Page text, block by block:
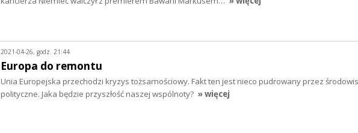
2021-04-26, godz. 21:44
Europa do remontu
Unia Europejska przechodzi kryzys tożsamościowy. Fakt ten jest nieco pudrowany przez
polityczne. Jaka będzie przyszłość naszej wspólnoty? » więcej